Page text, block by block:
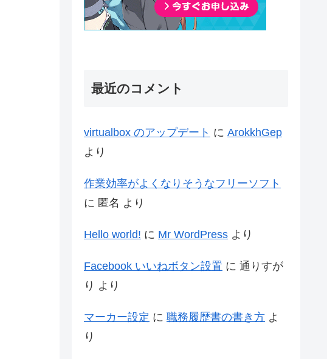
最近のコメント
virtualbox のアップデート に ArokkhGep
より
作業効率がよくなりそうなフリーソフト
に 匿名 より
Hello world! に Mr WordPress より
Facebook いいねボタン設置 に 通りすが
り より
マーカー設定 に 職務履歴書の書き方 よ
り